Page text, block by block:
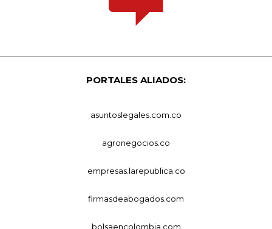
PORTALES ALIADOS:
asuntoslegales.com.co
agronegocios.co
empresas.larepublica.co
firmasdeabogados.com
bolsaencolombia.com